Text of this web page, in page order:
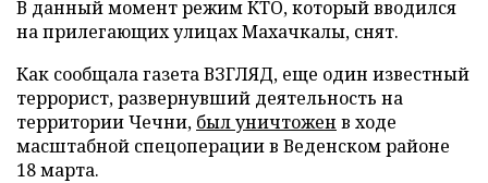
В данный момент режим КТО, который вводился
на прилегающих улицах Махачкалы, снят.
Как сообщала газета ВЗГЛЯД, еще один известный
террорист, развернувший деятельность на
территории Чечни, был уничтожен в ходе
масштабной спецоперации в Веденском районе
18 марта.